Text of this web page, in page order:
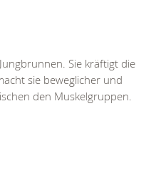
Sie kräftigt die
sie beweglicher und
den Muskelgruppen.